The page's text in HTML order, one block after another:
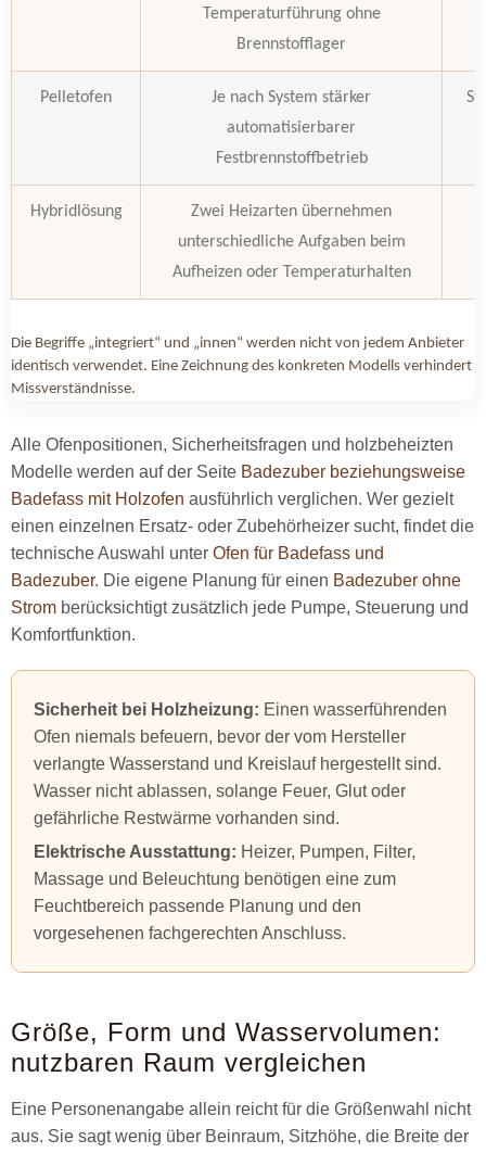
Temperaturführung ohne
Brennstofflager
Pelletofen
Je nach System stärker
automatisierbarer
Festbrennstoffbetrieb
Hybridlösung
Zwei Heizarten übernehmen
unterschiedliche Aufgaben beim
Aufheizen oder Temperaturhalten
Die Begriffe „integriert“ und „innen“ werden nicht von jedem Anbieter
identisch verwendet. Eine Zeichnung des konkreten Modells verhindert
Missverständnisse.
Alle Ofenpositionen, Sicherheitsfragen und holzbeheizten
Modelle werden auf der Seite Badezuber beziehungsweise
Badefass mit Holzofen ausführlich verglichen. Wer gezielt
einen einzelnen Ersatz- oder Zubehörheizer sucht, findet die
technische Auswahl unter Ofen für Badefass und
Badezuber. Die eigene Planung für einen Badezuber ohne
Strom berücksichtigt zusätzlich jede Pumpe, Steuerung und
Komfortfunktion.
Sicherheit bei Holzheizung: Einen wasserführenden
Ofen niemals befeuern, bevor der vom Hersteller
verlangte Wasserstand und Kreislauf hergestellt sind.
Wasser nicht ablassen, solange Feuer, Glut oder
gefährliche Restwärme vorhanden sind.
Elektrische Ausstattung: Heizer, Pumpen, Filter,
Massage und Beleuchtung benötigen eine zum
Feuchtbereich passende Planung und den
vorgesehenen fachgerechten Anschluss.
Größe, Form und Wasservolumen:
nutzbaren Raum vergleichen
Eine Personenangabe allein reicht für die Größenwahl nicht
aus. Sie sagt wenig über Beinraum, Sitzhöhe, die Breite der